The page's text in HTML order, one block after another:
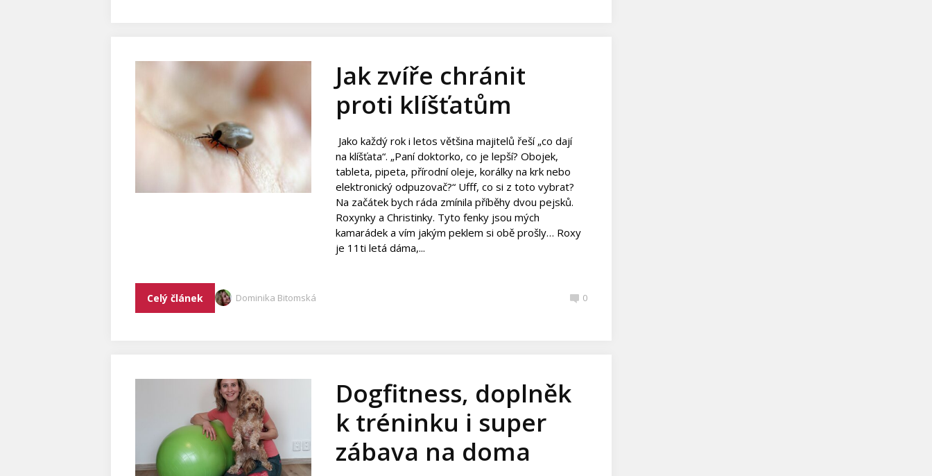
Jak zvíře chránit
proti klíšťatům
Jako každý rok i letos většina majitelů řeší „co dají
na klíšťata“. „Paní doktorko, co je lepší? Obojek,
tableta, pipeta, přírodní oleje, korálky na krk nebo
elektronický odpuzovač?“ Ufff, co si z toto vybrat?
Na začátek bych ráda zmínila příběhy dvou pejsků.
Roxynky a Christinky. Tyto fenky jsou mých
kamarádek a vím jakým peklem si obě prošly… Roxy
je 11ti letá dáma,...
Celý článek Dominika Bitomská 0
Dogfitness, doplněk
k tréninku i super
zábava na doma